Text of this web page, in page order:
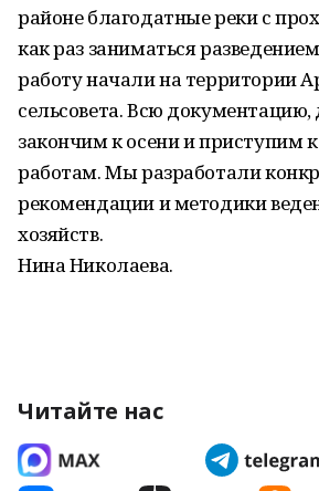
районе благодатные реки с
как раз заниматься
работу начали на территории
сельсовета. Всю
закончим к осени и приступим
работам. Мы разработали
рекомендации и методики
хозяйств.
Нина Николаева.
Читайте нас